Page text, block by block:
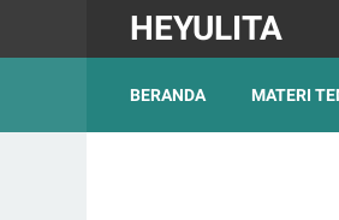
HEYULITA
BERANDA MATERI